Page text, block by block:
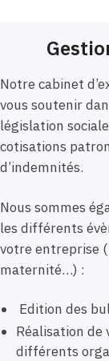
Notre cabinet
vous soutenir
législation
cotisations
d’indemnités.
Nous sommes
les différents
votre entreprise (
maternité…) :
Edition des
Réalisation de
différents